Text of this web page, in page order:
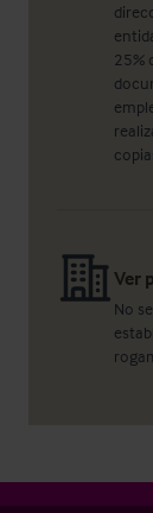
25%
Ver
No